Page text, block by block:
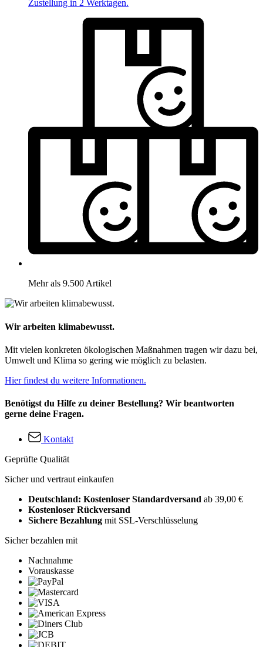
Zustellung in 2 Werktagen.
Mehr als 9.500 Artikel
Wir arbeiten klimabewusst.
Mit vielen konkreten ökologischen Maßnahmen tragen wir dazu bei,
Umwelt und Klima so gering wie möglich zu belasten.
Hier findest du weitere Informationen.
Benötigst du Hilfe zu deiner Bestellung? Wir beantworten
gerne deine Fragen.
Kontakt
Geprüfte Qualität
Sicher und vertraut einkaufen
Deutschland: Kostenloser Standardversand ab 39,00 €
Kostenloser Rückversand
Sichere Bezahlung mit SSL-Verschlüsselung
Sicher bezahlen mit
Nachnahme
Vorauskasse